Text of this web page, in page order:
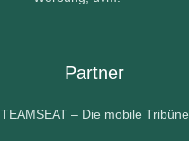
Partner
TEAMSEAT – Die mobile Tribüne